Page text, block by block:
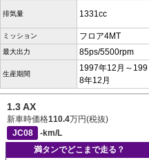
排気量 1331cc
ミッション フロア4MT
最大出力 85ps/5500rpm
生産期間
1997年12月～199
8年12月
1.3 AX
新車時価格110.4万円(税抜)
JC08
-km/L
満タンでどこまで走る？